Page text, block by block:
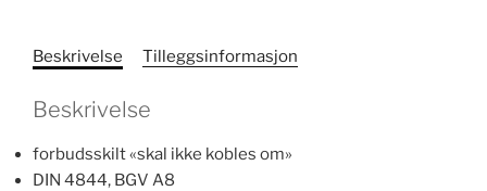
Beskrivelse Tilleggsinformasjon
Beskrivelse
forbudsskilt «skal ikke kobles om»
DIN 4844, BGV A8